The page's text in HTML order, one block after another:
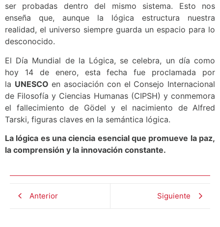
ser probadas dentro del mismo sistema. Esto nos
enseña que, aunque la lógica estructura nuestra
realidad, el universo siempre guarda un espacio para lo
desconocido.
El Día Mundial de la Lógica, se celebra, un día como
hoy 14 de enero, esta fecha fue proclamada por
la UNESCO en asociación con el Consejo Internacional
de Filosofía y Ciencias Humanas (CIPSH) y conmemora
el fallecimiento de Gödel y el nacimiento de Alfred
Tarski, figuras claves en la semántica lógica.
La lógica es una ciencia esencial que promueve la paz,
la comprensión y la innovación constante.
Anterior Siguiente